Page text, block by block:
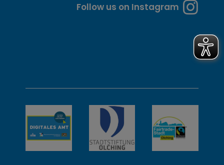
w
e
i
t
Follow us on Instagram